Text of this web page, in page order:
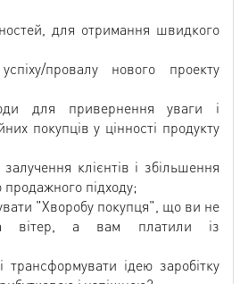
для отримання швидкого
провалу нового проекту
для привернення уваги і
покупців у цінності продукту
клієнтів і збільшення
підходу;
"Хворобу покупця", що ви не
вітер, а вам платили із
ідею заробітку